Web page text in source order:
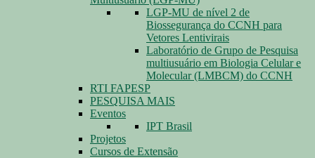
LGP-MU de nível 2 de
Biossegurança do CCNH para
Vetores Lentivirais
Laboratório de Grupo de Pesquisa
multiusuário em Biologia Celular e
Molecular (LMBCM) do CCNH
RTI FAPESP
PESQUISA MAIS
Eventos
IPT Brasil
Projetos
Cursos de Extensão